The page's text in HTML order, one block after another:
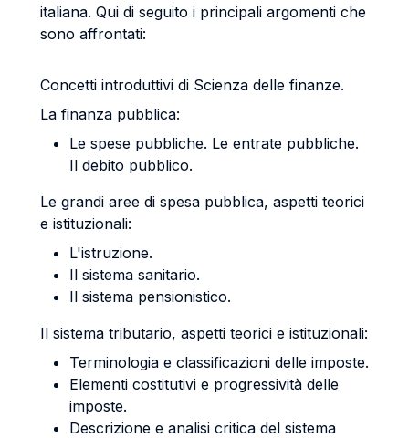
italiana. Qui di seguito i principali argomenti che
sono affrontati:
Concetti introduttivi di Scienza delle finanze.
La finanza pubblica:
Le spese pubbliche. Le entrate pubbliche.
Il debito pubblico.
Le grandi aree di spesa pubblica, aspetti teorici
e istituzionali:
L'istruzione.
Il sistema sanitario.
Il sistema pensionistico.
Il sistema tributario, aspetti teorici e istituzionali:
Terminologia e classificazioni delle imposte.
Elementi costitutivi e progressività delle
imposte.
Descrizione e analisi critica del sistema